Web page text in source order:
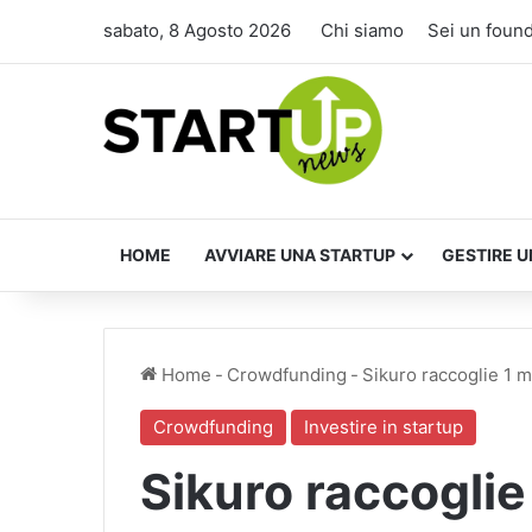
sabato, 8 Agosto 2026 Chi siamo Sei un
HOME AVVIARE UNA STARTUP GESTIRE
Home - Crowdfunding - Sikuro raccoglie 1
Crowdfunding Investire in startup
Sikuro